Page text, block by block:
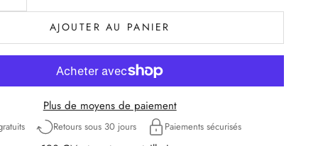
AJOUTER AU PANIER
Plus de moyens de paiement
Retours sous 30 jours Paiements sécurisés